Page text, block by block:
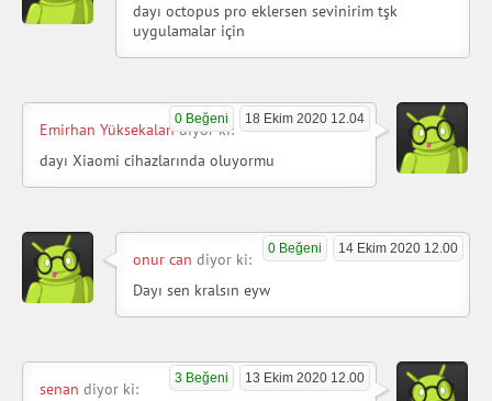
dayı octopus pro eklersen sevinirim tşk
uygulamalar için
18 Ekim 2020 12.04
0 Beğeni
Emirhan Yüksekalandiyor ki:
dayı Xiaomi cihazlarında oluyormu
14 Ekim 2020 12.00
0 Beğeni
onur can diyor ki:
Dayı sen kralsın eyw
13 Ekim 2020 12.00
3 Beğeni
senan diyor ki: